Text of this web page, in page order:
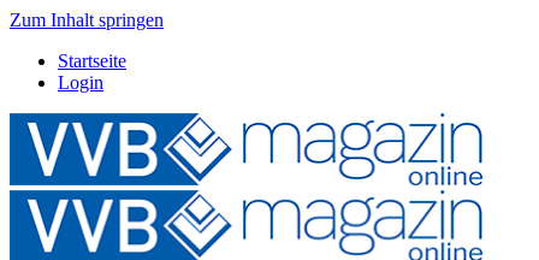
Zum Inhalt springen
Startseite
Login